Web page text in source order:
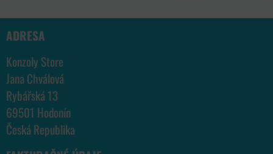
ADRESA
Konzoly Store
Jana Chválová
Rybářská 13
69501 Hodonín
Česká Republika